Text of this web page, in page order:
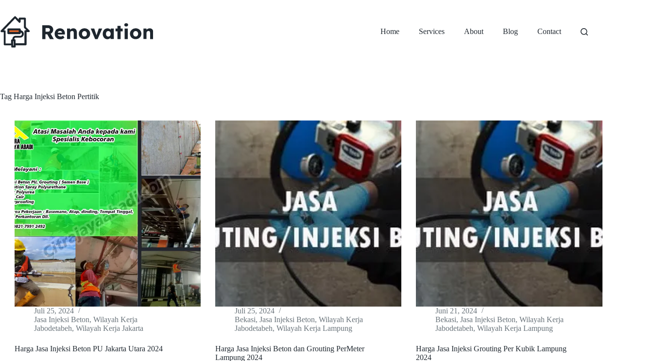
content
Home
Services About Blog Contact
Tag Harga Injeksi Beton Pertitik
Juli 25, 2024
Jasa Injeksi Beton, Wilayah Kerja
Jabodetabeh, Wilayah Kerja Jakarta
Harga Jasa Injeksi Beton PU Jakarta Utara 2024
Juli 25, 2024
Bekasi,Jasa Injeksi Beton,Wilayah Kerja
Jabodetabeh,Wilayah Kerja Lampung
Harga Jasa Injeksi Beton dan Grouting PerMeter
Lampung 2024
Juni 21, 2024
Bekasi,Jasa Injeksi Beton,Wilayah Kerja
Jabodetabeh,Wilayah Kerja Lampung
Harga Jasa Injeksi Grouting Per Kubik Lampung
2024